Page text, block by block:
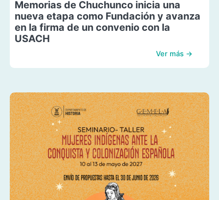
Memorias de Chuchunco inicia una
nueva etapa como Fundación y avanza
en la firma de un convenio con la
USACH
Ver más →